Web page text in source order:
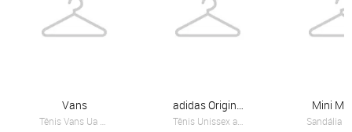
Vans adidas Originals Mini